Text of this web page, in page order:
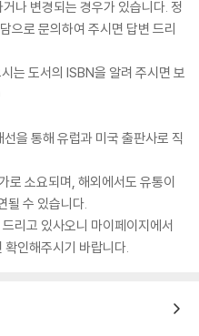
나 변경되는 경우가 있습니다. 정
으로 문의하여 주시면 답변 드리
는 도서의 ISBN을 알려 주시면 보
을 통해 유럽과 미국 출판사로 직
소요되며, 해외에서도 유통이
될 수 있습니다.
리고 있사오니 마이페이지에서
인해주시기 바랍니다.